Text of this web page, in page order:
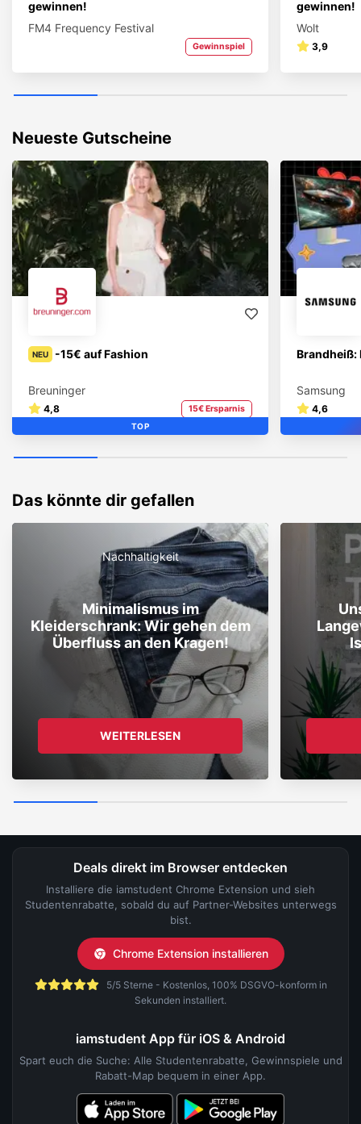
gewinnen!
FM4 Frequency Festival
Gewinnspiel
gewinnen!
Wolt
3,9
Neueste Gutscheine
NEU -15€ auf Fashion
Breuninger
4,8 15€ Ersparnis
TOP
Brandheiß:
Samsung
4,6
Das könnte dir gefallen
Nachhaltigkeit
Minimalismus im
Kleiderschrank: Wir gehen dem
Überfluss an den Kragen!
WEITERLESEN
Deals direkt im Browser entdecken
Installiere die iamstudent Chrome Extension und sieh
Studentenrabatte, sobald du auf Partner-Websites unterwegs
bist.
Chrome Extension installieren
5/5 Sterne - Kostenlos, 100% DSGVO-konform in
Sekunden installiert.
iamstudent App für iOS & Android
Spart euch die Suche: Alle Studentenrabatte, Gewinnspiele und
Rabatt-Map bequem in einer App.